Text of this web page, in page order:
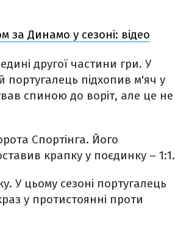
за Динамо у сезоні: відео
другої частини гри. У
португалець підхопив м'яч у
спиною до воріт, але це не
Спортінга. Його
крапку у поєдинку – 1:1.
У цьому сезоні португалець
у протистоянні проти